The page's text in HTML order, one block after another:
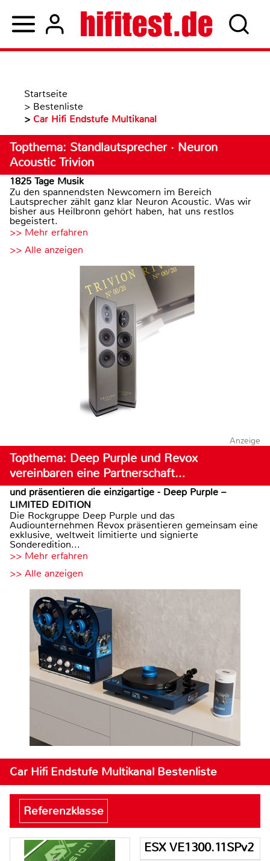
Startseite
> Bestenliste
> Car Hifi Endstufe Multikanal
Topthema: Standlautsprecher · Neuron
Acoustic Trivion
1825 Tage Musik
Zu den spannendsten Newcomern im Bereich
Lautsprecher zählt ganz klar Neuron Acoustic. Was wir
bisher aus Heilbronn gehört haben, hat uns restlos
begeistert.
>> Mehr erfahren
>> Alle anzeigen
Anzeige
Topthema: Deep Purple und Revox
vereinbaren eine Partnerschaft…
und präsentieren die einzigartige - Deep Purple –
LIMITED EDITION
Die Rockgruppe Deep Purple und das
Audiounternehmen Revox präsentieren gemeinsam eine
exklusive, weltweit limitierte und signierte
Sonderedition...
>> Mehr erfahren
>> Alle anzeigen
Car Hifi Endstufe Multikanal Bestenliste
Referenzklasse
ESX VE1300.11SPv2